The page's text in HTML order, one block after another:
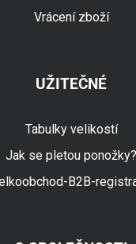
Vrácení zboží
UŽITEČNÉ
Tabulky velikostí
Jak se pletou ponožky?
B2B-